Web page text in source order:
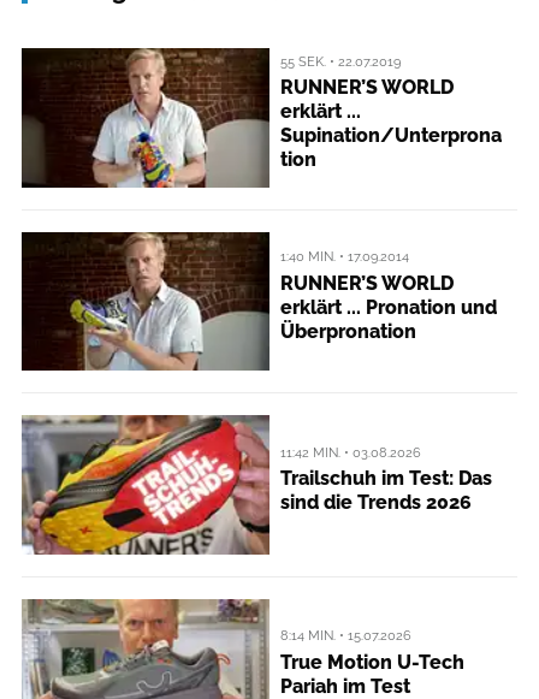
55 SEK. • 22.07.2019
RUNNER’S WORLD
erklärt ...
Supination/Unterprona
tion
1:40 MIN. • 17.09.2014
RUNNER’S WORLD
erklärt ... Pronation und
Überpronation
11:42 MIN. • 03.08.2026
Trailschuh im Test: Das
sind die Trends 2026
8:14 MIN. • 15.07.2026
True Motion U-Tech
Pariah im Test